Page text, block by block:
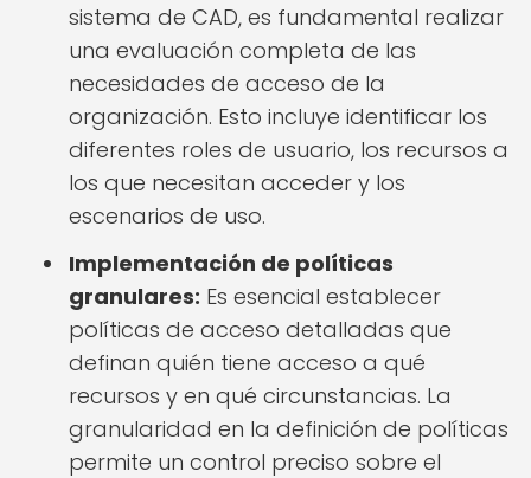
sistema de CAD, es fundamental realizar
una evaluación completa de las
necesidades de acceso de la
organización. Esto incluye identificar los
diferentes roles de usuario, los recursos a
los que necesitan acceder y los
escenarios de uso.
Implementación de políticas
granulares: Es esencial establecer
políticas de acceso detalladas que
definan quién tiene acceso a qué
recursos y en qué circunstancias. La
granularidad en la definición de políticas
permite un control preciso sobre el